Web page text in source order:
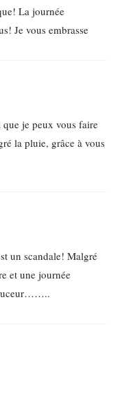
La journée
Je vous embrasse
je peux vous faire
la pluie, grâce à vous
un scandale! Malgré
et une journée